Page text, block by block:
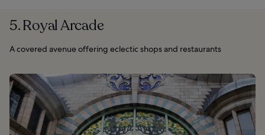
5. Royal Arcade
A covered avenue offering eclectic shops and restaurants